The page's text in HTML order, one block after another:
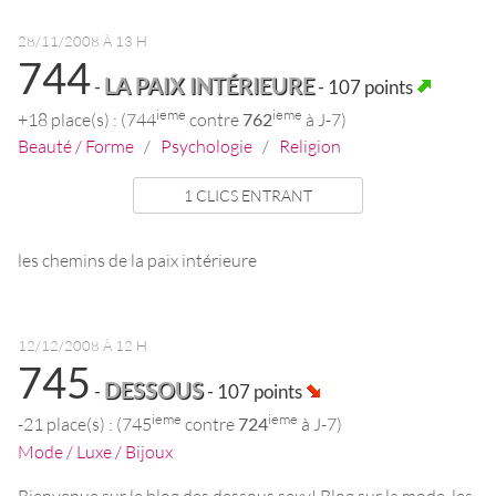
28/11/2008 À 13 H
744- LA PAIX INTÉRIEURE- 107 points
+18 place(s) : (744ieme contre 762ieme à J-7)
Beauté / Forme / Psychologie / Religion
1 CLICS ENTRANT
les chemins de la paix intérieure
12/12/2008 À 12 H
745 - DESSOUS- 107 points
-21 place(s) : (745ieme contre 724ieme à J-7)
Mode / Luxe / Bijoux